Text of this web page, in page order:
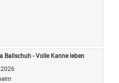
Ballschuh - Volle Kanne leben